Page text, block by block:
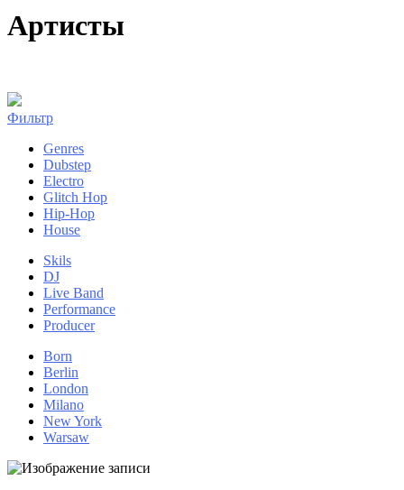
Артисты
Фильтр
Genres
Dubstep
Electro
Glitch Hop
Hip-Hop
House
Skils
DJ
Live Band
Performance
Producer
Born
Berlin
London
Milano
New York
Warsaw